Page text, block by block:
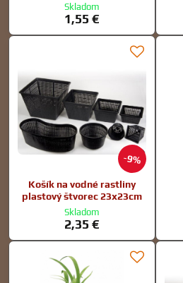
Skladom
1,55 €
9%
Košík na vodné rastliny
plastový štvorec 23x23cm
Skladom
2,35 €